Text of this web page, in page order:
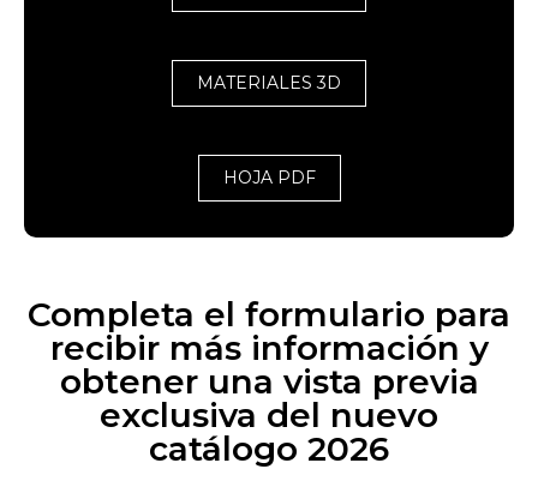
MATERIALES 3D
HOJA PDF
Completa el formulario para
recibir más información y
obtener una vista previa
exclusiva del nuevo
catálogo 2026